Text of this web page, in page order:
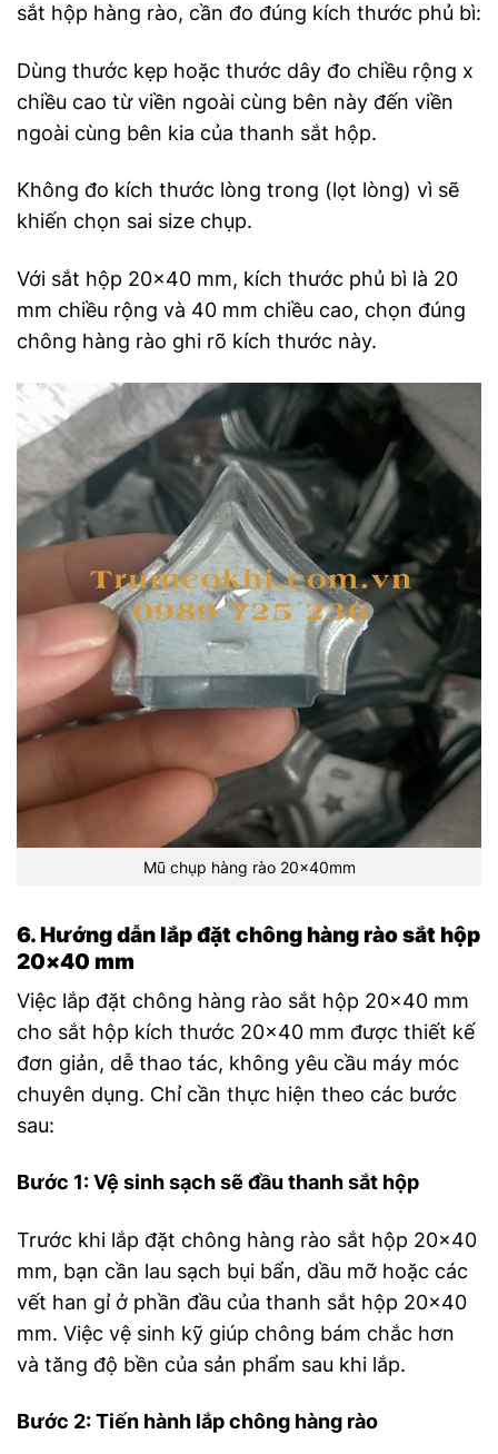
sắt hộp hàng rào, cần đo đúng kích thước phủ bì:
Dùng thước kẹp hoặc thước dây đo chiều rộng x
chiều cao từ viền ngoài cùng bên này đến viền
ngoài cùng bên kia của thanh sắt hộp.
Không đo kích thước lòng trong (lọt lòng) vì sẽ
khiến chọn sai size chụp.
Với sắt hộp 20×40 mm, kích thước phủ bì là 20
mm chiều rộng và 40 mm chiều cao, chọn đúng
chông hàng rào ghi rõ kích thước này.
Mũ chụp hàng rào 20x40mm
6. Hướng dẫn lắp đặt chông hàng rào sắt hộp
20×40 mm
Việc lắp đặt chông hàng rào sắt hộp 20×40 mm
cho sắt hộp kích thước 20×40 mm được thiết kế
đơn giản, dễ thao tác, không yêu cầu máy móc
chuyên dụng. Chỉ cần thực hiện theo các bước
sau:
Bước 1: Vệ sinh sạch sẽ đầu thanh sắt hộp
Trước khi lắp đặt chông hàng rào sắt hộp 20×40
mm, bạn cần lau sạch bụi bẩn, dầu mỡ hoặc các
vết han gỉ ở phần đầu của thanh sắt hộp 20×40
mm. Việc vệ sinh kỹ giúp chông bám chắc hơn
và tăng độ bền của sản phẩm sau khi lắp.
Bước 2: Tiến hành lắp chông hàng rào